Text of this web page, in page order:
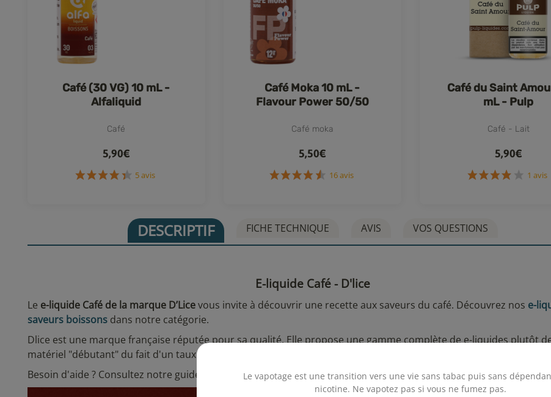
Le vapotage est une transition vers une vie sans tabac puis sans
nicotine. Ne vapotez pas si vous ne fumez pas.
Café (30 VG) 10 mL -
Alfaliquid
Café
5,90€
Café Moka 10 mL -
Flavour Power 50/50
Café moka
5,50€
Café du Saint
mL - Pulp
Café - Lait
5,90€
DESCRIPTIF FICHE TECHNIQUE AVIS VOS QUESTIONS
E-liquide Café - D'lice
Le e-liquide Café de la marque D’Licevous invite à découvrir une recette aux saveurs du café. Découvrez nos e-
saveurs boissons dans notre catégorie.
Dlice est une marque française réputée pour sa qualité. Elle propose une gamme complète de e-liquides plutôt
matériel "débutant" du fait d'un taux de PG/VG de 70/30.
Besoin d'aide ? Consultez notre guide "
Comment bien choisir son e-liquide".